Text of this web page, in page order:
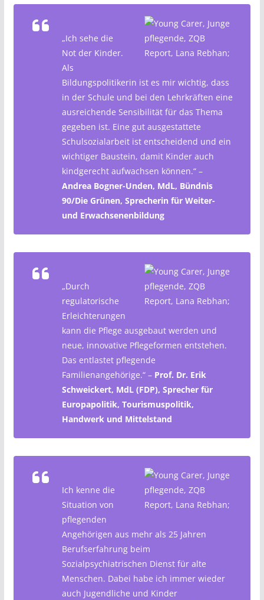
„Ich sehe die
Not der Kinder.
Als
Bildungspolitikerin ist es mir wichtig, dass
in der Schule und bei den Lehrkräften eine
ausreichende Sensibilität für das Thema
gegeben ist. Eine gut ausgestattete
Schulsozialarbeit ist entscheidend und ein
wichtiger Baustein, damit Kinder auch
kindgerecht aufwachsen können.“ –
Andrea Bogner-Unden, MdL, Bündnis
90/Die Grünen, Sprecherin für Weiter-
und Erwachsenenbildung
„Durch
regulatorische
Erleichterungen
kann die Pflege ausgebaut werden und
neue, innovative Pflegeformen entstehen.
Das entlastet pflegende
Familienangehörige.“ – Prof. Dr. Erik
Schweickert, MdL (FDP), Sprecher für
Europapolitik, Tourismuspolitik,
Handwerk und Mittelstand
Ich kenne die
Situation von
pflegenden
Angehörigen aus mehr als 25 Jahren
Berufserfahrung beim
Sozialpsychiatrischen Dienst für alte
Menschen. Dabei habe ich immer wieder
auch Jugendliche und Kinder